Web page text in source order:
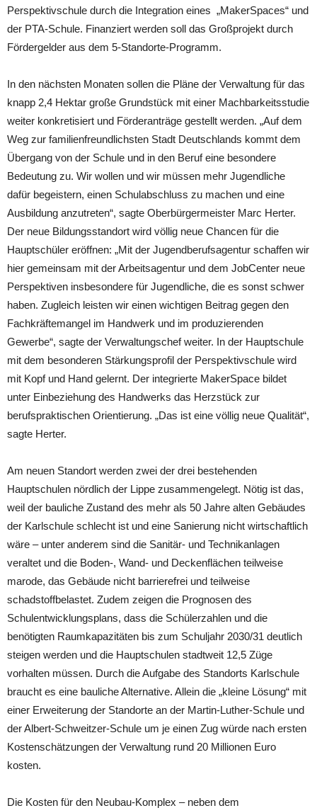
Perspektivschule durch die Integration eines „MakerSpaces“ und
der PTA-Schule. Finanziert werden soll das Großprojekt durch
Fördergelder aus dem 5-Standorte-Programm.
In den nächsten Monaten sollen die Pläne der Verwaltung für das
knapp 2,4 Hektar große Grundstück mit einer Machbarkeitsstudie
weiter konkretisiert und Förderanträge gestellt werden. „Auf dem
Weg zur familienfreundlichsten Stadt Deutschlands kommt dem
Übergang von der Schule und in den Beruf eine besondere
Bedeutung zu. Wir wollen und wir müssen mehr Jugendliche
dafür begeistern, einen Schulabschluss zu machen und eine
Ausbildung anzutreten“, sagte Oberbürgermeister Marc Herter.
Der neue Bildungsstandort wird völlig neue Chancen für die
Hauptschüler eröffnen: „Mit der Jugendberufsagentur schaffen wir
hier gemeinsam mit der Arbeitsagentur und dem JobCenter neue
Perspektiven insbesondere für Jugendliche, die es sonst schwer
haben. Zugleich leisten wir einen wichtigen Beitrag gegen den
Fachkräftemangel im Handwerk und im produzierenden
Gewerbe“, sagte der Verwaltungschef weiter. In der Hauptschule
mit dem besonderen Stärkungsprofil der Perspektivschule wird
mit Kopf und Hand gelernt. Der integrierte MakerSpace bildet
unter Einbeziehung des Handwerks das Herzstück zur
berufspraktischen Orientierung. „Das ist eine völlig neue Qualität“,
sagte Herter.
Am neuen Standort werden zwei der drei bestehenden
Hauptschulen nördlich der Lippe zusammengelegt. Nötig ist das,
weil der bauliche Zustand des mehr als 50 Jahre alten Gebäudes
der Karlschule schlecht ist und eine Sanierung nicht wirtschaftlich
wäre – unter anderem sind die Sanitär- und Technikanlagen
veraltet und die Boden-, Wand- und Deckenflächen teilweise
marode, das Gebäude nicht barrierefrei und teilweise
schadstoffbelastet. Zudem zeigen die Prognosen des
Schulentwicklungsplans, dass die Schülerzahlen und die
benötigten Raumkapazitäten bis zum Schuljahr 2030/31 deutlich
steigen werden und die Hauptschulen stadtweit 12,5 Züge
vorhalten müssen. Durch die Aufgabe des Standorts Karlschule
braucht es eine bauliche Alternative. Allein die „kleine Lösung“ mit
einer Erweiterung der Standorte an der Martin-Luther-Schule und
der Albert-Schweitzer-Schule um je einen Zug würde nach ersten
Kostenschätzungen der Verwaltung rund 20 Millionen Euro
kosten.
Die Kosten für den Neubau-Komplex – neben dem